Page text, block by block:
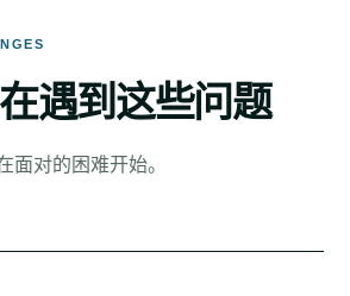
遇到这些问题
面对的困难开始。